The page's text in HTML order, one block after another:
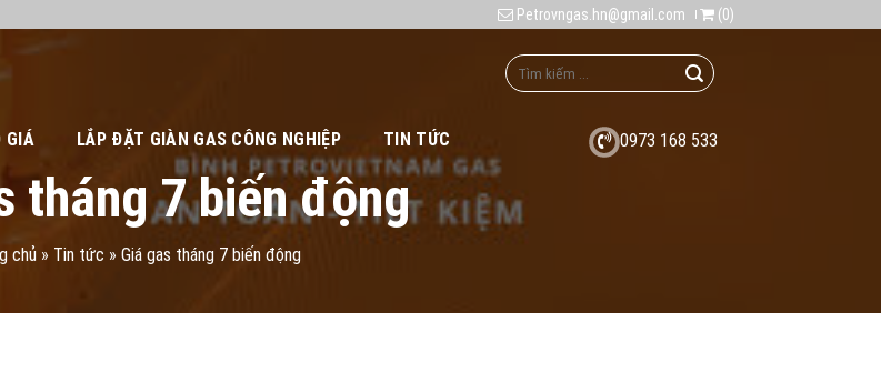
Petrovngas.hn@gmail.com (0)
GIÁ LẮP ĐẶT GIÀN GAS CÔNG NGHIỆP TIN TỨC 0973 168 533
tháng 7 biến động
chủ» Tin tức » Giá gas tháng 7 biến động